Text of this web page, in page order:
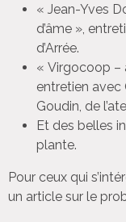
« Jean-Yves
d’âme »,
d’Arrée.
« Virgocoop –
entretien avec
Goudin, de
Et des belles
plante.
Pour ceux qui
un article sur le